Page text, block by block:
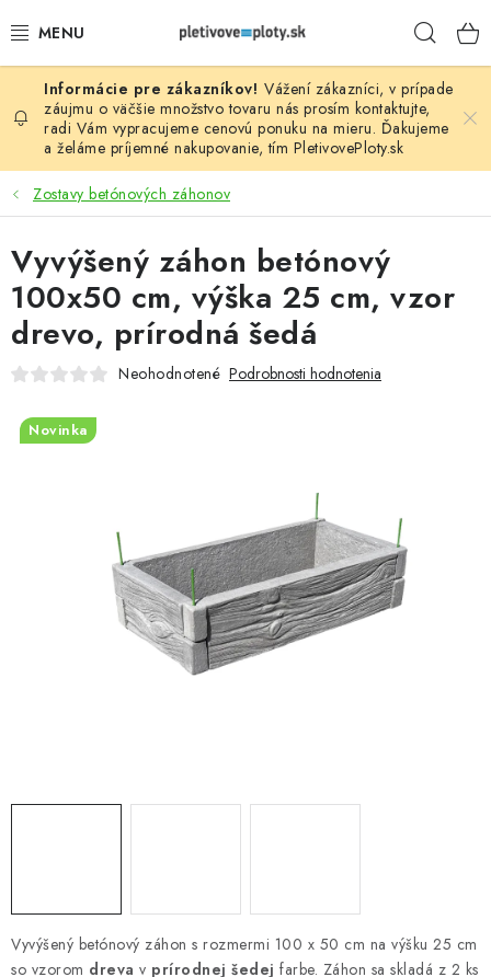
na
PLOTOVÉ PANELY
PLETIVO
STĹPIKY
PODHRABOVÉ DOSKY
BRÁNY A BRÁNKY
GABIÓNY (PLOTY, KOŠE)
PRÍSLUŠENSTVO
KOMPOSTÉRY
BETÓNOVÉ PLOTY
AKCIA - MIERNE POŠKODENÝ TOVAR
Vážení zákazníci, v prípade
záujmu o väčšie množstvo tovaru nás prosím kontaktujte,
radi Vám vypracujeme cenovú ponuku na mieru. Ďakujeme
a želáme príjemné nakupovanie, tím PletivovePloty.sk
Zostavy betónových záhonov
Vyvýšený betónový záhon s rozmermi 100 x 50 cm na výšku 25 cm
so vzorom dreva v prírodnej šedej farbe. Záhon sa skladá z 2 ks
Vyvýšený záhon betónový
100x50 cm, výška 25 cm, vzor
drevo, prírodná šedá
Neohodnotené Podrobnosti hodnotenia
Novinka